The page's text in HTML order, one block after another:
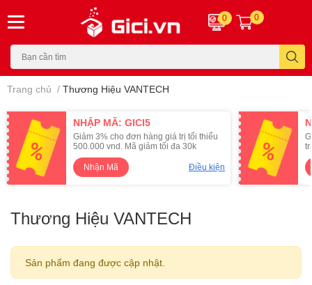
0 0
Trang chủ / Thương Hiệu VANTECH
NHẬP MÃ: GICI5
Giảm 3% cho đơn hàng giá trị tối thiểu
500.000 vnd. Mã giảm tối đa 30k
Nhận Mã
Điều kiện
Thương Hiệu VANTECH
Sản phẩm đang được cập nhật.